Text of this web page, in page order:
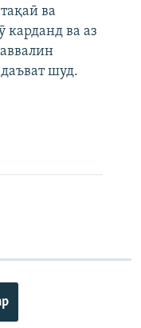
ва
карданд ва аз
шуд.